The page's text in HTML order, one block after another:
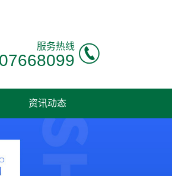
服务热线
资讯动态